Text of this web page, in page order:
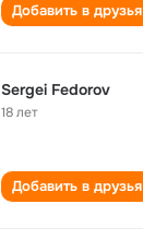
Добавить в друзья
Sergei Fedorov
18 лет
Добавить в друзья